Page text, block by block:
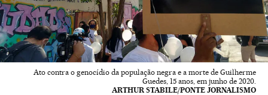
Ato contra o genocídio da população negra e a morte de Guilherme
Guedes, 15 anos, em junho de 2020.
ARTHUR STABILE/PONTE JORNALISMO